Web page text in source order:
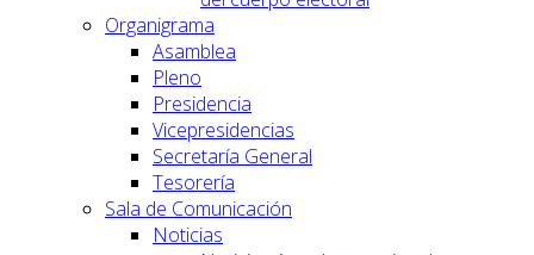
Organigrama
Asamblea
Pleno
Presidencia
Vicepresidencias
Secretaría General
Tesorería
Sala de Comunicación
Noticias